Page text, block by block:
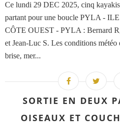
Ce lundi 29 DEC 2025, cinq
partant pour une boucle PYLA -
CÔTE OUEST - PYLA : Bernard
et Jean-Luc S. Les conditions météo
brise, mer...
SORTIE EN DEUX
OISEAUX ET